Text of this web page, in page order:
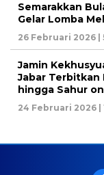
Semarakkan
Gelar Lomba
26 Februari 2026 |
Jamin
Jabar Terbitkan
hingga Sahur
24 Februari 2026 |